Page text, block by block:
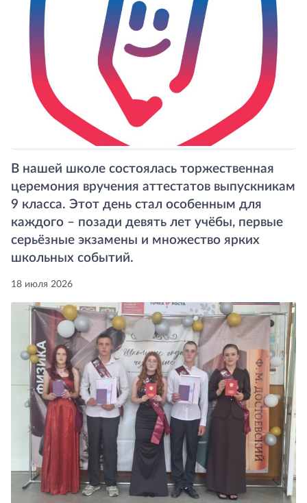
В нашей школе состоялась торжественная
церемония вручения аттестатов выпускникам
9 класса. Этот день стал особенным для
каждого – позади девять лет учёбы, первые
серьёзные экзамены и множество ярких
школьных событий.
18 июля 2026